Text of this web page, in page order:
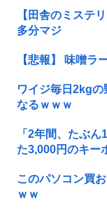
【田舎のミステ
多分マジ
【悲報】 味噌ラ
ワイジ毎日2kgの
なるｗｗｗ
「2年間、たぶ
た3,000円のキー
このパソコン買
ｗｗ